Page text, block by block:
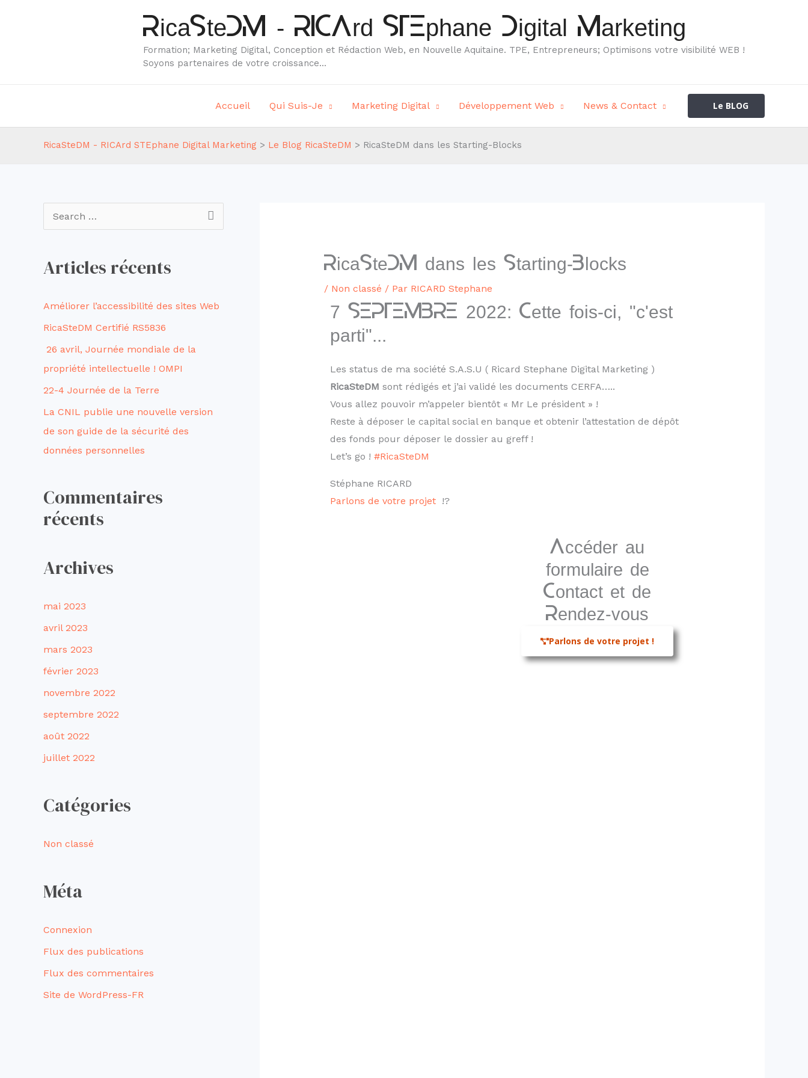
RicaSteDM - RICArd STEphane Digital Marketing
Formation; Marketing Digital, Conception et Rédaction Web, en Nouvelle Aquitaine. TPE, Entrepreneurs; Optimisons votre visibilité WEB !
Soyons partenaires de votre croissance...
Accueil Qui Suis-Je Marketing Digital Développement Web News & Contact Le BLOG
RicaSteDM - RICArd STEphane Digital Marketing > Le Blog RicaSteDM > RicaSteDM dans les Starting-Blocks
h
c
h
e
r
:
Articles récents
Améliorer l’accessibilité des sites Web
RicaSteDM Certifié RS5836
26 avril, Journée mondiale de la
propriété intellectuelle ! OMPI
22-4 Journée de la Terre
La CNIL publie une nouvelle version
de son guide de la sécurité des
données personnelles
Commentaires
récents
Archives
mai 2023
avril 2023
mars 2023
février 2023
novembre 2022
septembre 2022
août 2022
juillet 2022
Catégories
Non classé
Méta
Connexion
Flux des publications
Flux des commentaires
Site de WordPress-FR
RicaSteDM dans les Starting-Blocks
/ Non classé / Par RICARD Stephane
7 SEPTEMBRE 2022: Cette fois-ci, "c'est
parti"...
Les status de ma société S.A.S.U ( Ricard Stephane Digital Marketing )
RicaSteDM sont rédigés et j’ai validé les documents CERFA…..
Vous allez pouvoir m’appeler bientôt « Mr Le président » !
Reste à déposer le capital social en banque et obtenir l’attestation de dépôt
des fonds pour déposer le dossier au greff !
Let’s go ! #RicaSteDM
Stéphane RICARD
Parlons de votre projet !?
Accéder au
formulaire de
Contact et de
Rendez-vous
Parlons de votre projet !